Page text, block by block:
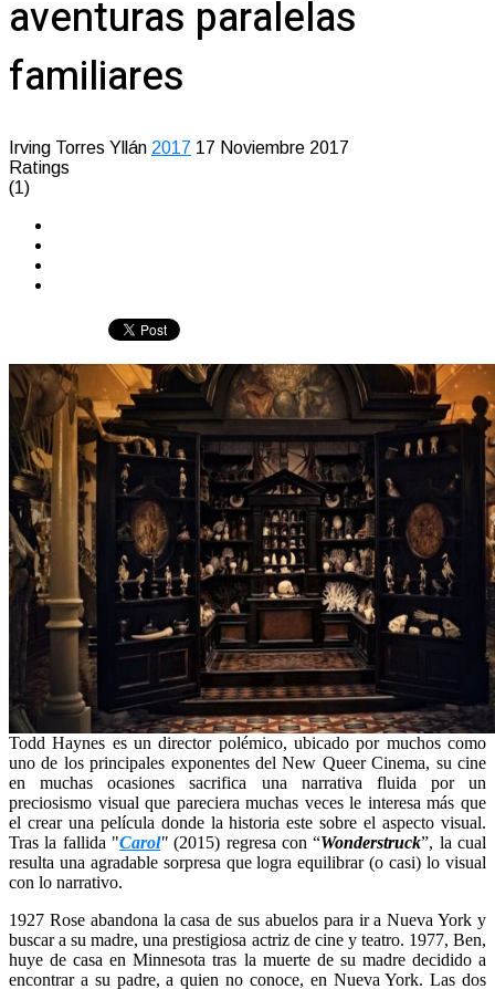
aventuras paralelas
familiares
Irving Torres Yllán 2017 17 Noviembre 2017
Ratings
(1)
Todd Haynes es un director polémico, ubicado por muchos como
uno de los principales exponentes del New Queer Cinema, su cine
en muchas ocasiones sacrifica una narrativa fluida por un
preciosismo visual que pareciera muchas veces le interesa más que
el crear una película donde la historia este sobre el aspecto visual.
Tras la fallida "Carol"(2015) regresa con “Wonderstruck”, la cual
resulta una agradable sorpresa que logra equilibrar (o casi) lo visual
con lo narrativo.
1927 Rose abandona la casa de sus abuelos para ir a Nueva York y
buscar a su madre, una prestigiosa actriz de cine y teatro. 1977, Ben,
huye de casa en Minnesota tras la muerte de su madre decidido a
encontrar a su padre, a quien no conoce, en Nueva York. Las dos